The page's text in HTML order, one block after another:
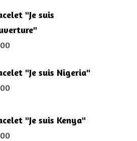
"Je suis
"Je suis Nigeria"
"Je suis Kenya"